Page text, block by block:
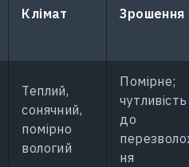
Клімат Зрошення
Теплий,
сонячний,
помірно
вологий
Помірне;
чутливість
до
ня